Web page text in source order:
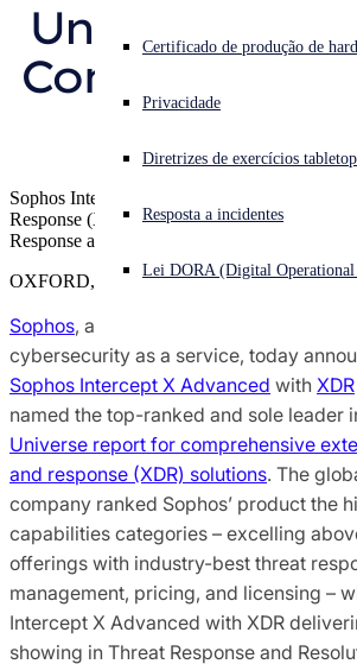
Enfrentando um ataque cibernético? Obtenha
Iniciar sessão
Português (Brasil) Open language switcher
Certificado de produção de
Privacidade
Diretrizes de exercícios
Resposta a incidentes
Lei DORA (Digital Operational
Pesquisa de ameaças do Sophos X-Ops
Premiações e avaliações
Universe
Solutions
Sophos Intercept X Advanced with Extended
Response (XDR) “Delivers a Dominant
Response and Resolution”
OXFORD, U.K.
Sophos, a global leader in innovating
cybersecurity as a service, today
Sophos Intercept X Advanced with XDR
named the top-ranked and sole leader
Universe report for comprehensive
and response (XDR) solutions. The
company ranked Sophos’ product the
capabilities categories – excelling
offerings with industry-best threat
management, pricing, and licensing –
Intercept X Advanced with XDR
showing in Threat Response and